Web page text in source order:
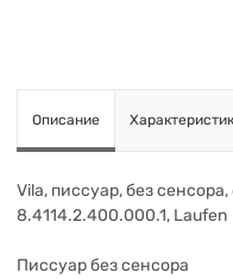
Описание
Vila, писсуар, без
8.4114.2.400.000.1, Laufen
Писсуар без сенсора